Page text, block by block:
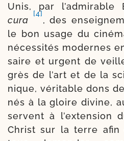
Unis, par l’ad­mi­rable
cura
[4]
, des
le bon usage du
néces­si­tés modernes
saire et urgent de
grès de l’art et de la
nique, véri­table dons
nés à la gloire divine,
servent à l’ex­ten­sion
Christ sur la terre afin